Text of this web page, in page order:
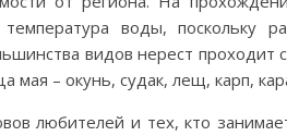
температура воды, поскольку
видов нерест проходит
мая – окунь, судак, лещ, карп,
любителей и тех, кто